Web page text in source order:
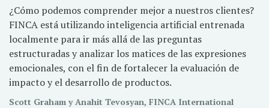
¿Cómo podemos comprender mejor a nuestros clientes?
FINCA está utilizando inteligencia artificial entrenada
localmente para ir más allá de las preguntas
estructuradas y analizar los matices de las expresiones
emocionales, con el fin de fortalecer la evaluación de
impacto y el desarrollo de productos.
Scott Graham y Anahit Tevosyan, FINCA International